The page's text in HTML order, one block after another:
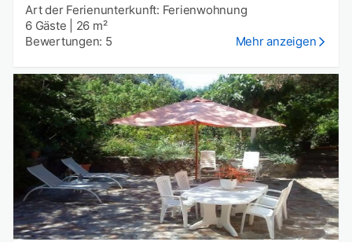
Art der Ferienunterkunft: Ferienwohnung
6 Gäste
26 m²
Bewertungen: 5
Mehr anzeigen